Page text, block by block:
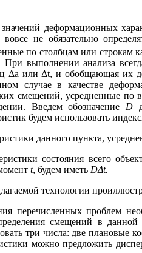
деформационных
вовсе не обязательно
по столбцам или строкам
выполнении анализа
Δа или Δt, и обобщающая их
случае в качестве
смещений, усредненные
Введем обозначениеD
будем использовать
данного пункта,
состояния всего
t, будем иметь DΔt.
технологии
перечисленных проблем
смещений в
три числа: две плановые
можно предложить